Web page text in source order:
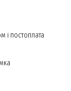
і постоплата